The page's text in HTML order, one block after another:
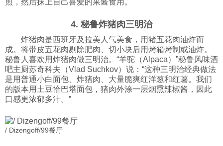
煎，然后抹上自己喜爱的果酱食用。
4. 秘鲁炸猪肉三明治
炸猪肉是西班牙及拉美人气美食，用猪五花肉油炸而
成。将带皮五花肉剔除肥肉、切小块后用烤箱烤制或油炸。
秘鲁人喜欢用炸猪肉做三明治。“羊驼（Alpaca）”秘鲁风味酒
吧主厨苏奇科夫（Vlad Suchkov）说：“这种三明治经典做法
是用普通小白面包、炸猪肉、大量脆爽红洋葱和红薯。我们
的版本用土豆恰巴塔面包，猪肉外涂一层烟熏辣椒酱，因此
口感更浓郁多汁。”
/ Dizengoff/99餐厅